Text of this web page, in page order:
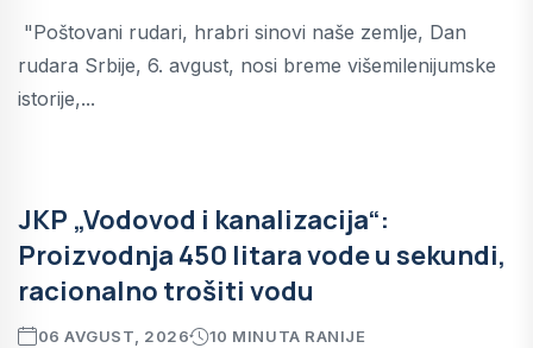
"Poštovani rudari, hrabri sinovi naše zemlje, Dan
rudara Srbije, 6. avgust, nosi breme višemilenijumske
istorije,...
JKP „Vodovod i kanalizacija“:
Proizvodnja 450 litara vode u sekundi,
racionalno trošiti vodu
06 AVGUST, 2026 10 MINUTA RANIJE